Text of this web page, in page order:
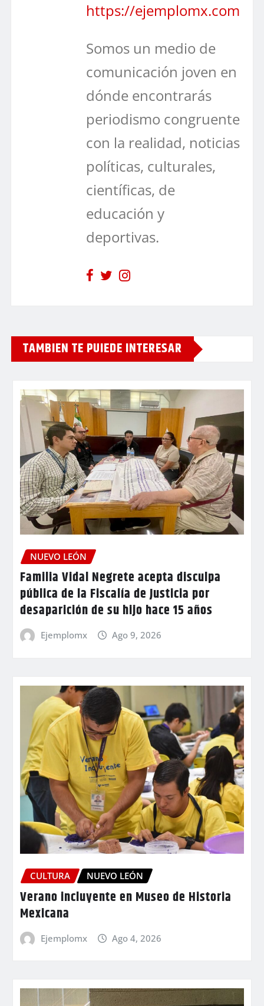
https://ejemplomx.com
Somos un medio de
comunicación joven en
dónde encontrarás
periodismo congruente
con la realidad, noticias
políticas, culturales,
científicas, de
educación y
deportivas.
TAMBIEN TE PUIEDE INTERESAR
NUEVO LEÓN
Familia Vidal Negrete acepta disculpa
pública de la Fiscalía de Justicia por
desaparición de su hijo hace 15 años
Ejemplomx Ago 9, 2026
CULTURA NUEVO LEÓN
Verano incluyente en Museo de Historia
Mexicana
Ejemplomx Ago 4, 2026